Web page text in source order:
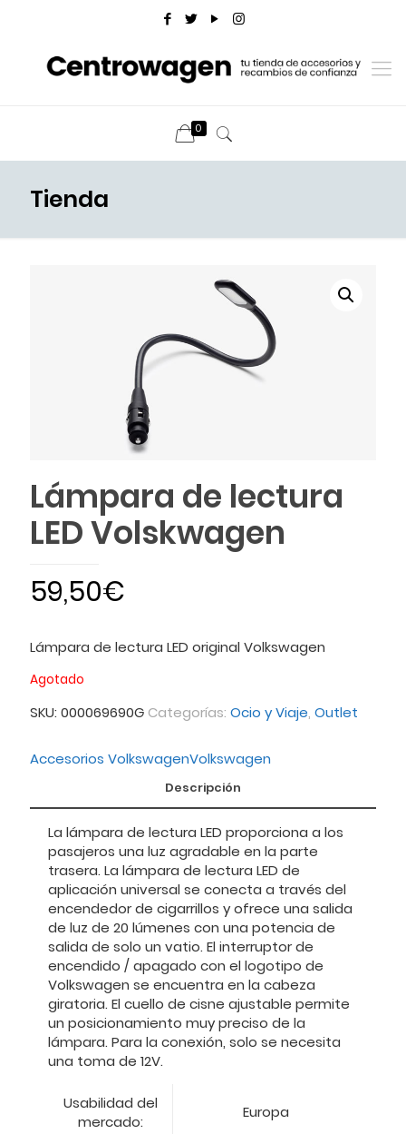
0
Tienda
Lámpara de lectura
LED Volskwagen
59,50€
Lámpara de lectura LED original Volkswagen
Agotado
SKU: 000069690G Categorías: Ocio y Viaje, Outlet
Accesorios VolkswagenVolkswagen
Descripción
La lámpara de lectura LED proporciona a los
pasajeros una luz agradable en la parte
trasera. La lámpara de lectura LED de
aplicación universal se conecta a través del
encendedor de cigarrillos y ofrece una salida
de luz de 20 lúmenes con una potencia de
salida de solo un vatio. El interruptor de
encendido / apagado con el logotipo de
Volkswagen se encuentra en la cabeza
giratoria. El cuello de cisne ajustable permite
un posicionamiento muy preciso de la
lámpara. Para la conexión, solo se necesita
una toma de 12V.
Usabilidad del
mercado:
Europa